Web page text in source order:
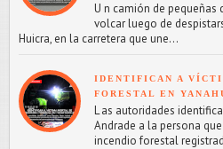
U n camión de
volcar luego de
Huicra, en la carretera que une...
IDENTIFICAN A
FORESTAL EN
L as autoridades
Andrade a la persona
incendio forestal